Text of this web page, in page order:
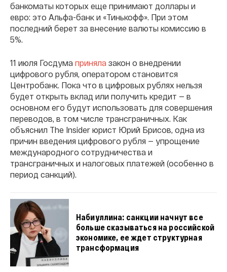
банкоматы которых еще принимают доллары и
евро: это Альфа-банк и «Тинькофф». При этом
последний берет за внесение валюты комиссию в
5%.
11 июля Госдума приняла закон о внедрении
цифрового рубля, оператором становится
Центробанк. Пока что в цифровых рублях нельзя
будет открыть вклад или получить кредит — в
основном его будут использовать для совершения
переводов, в том числе трансграничных. Как
объяснил The Insider юрист Юрий Брисов, одна из
причин введения цифрового рубля — упрощение
международного сотрудничества и
трансграничных и налоговых платежей (особенно в
период санкций).
Набиуллина: санкции начнут все
больше сказываться на российской
экономике, ее ждет структурная
трансформация